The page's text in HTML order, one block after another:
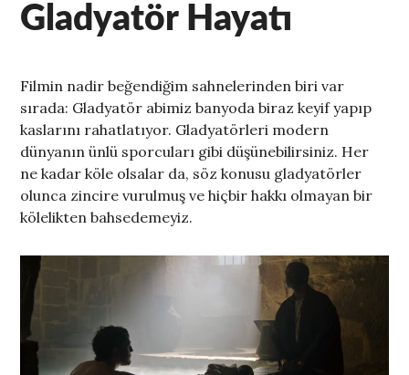
Gladyatör Hayatı
Filmin nadir beğendiğim sahnelerinden biri var
sırada: Gladyatör abimiz banyoda biraz keyif yapıp
kaslarını rahatlatıyor. Gladyatörleri modern
dünyanın ünlü sporcuları gibi düşünebilirsiniz. Her
ne kadar köle olsalar da, söz konusu gladyatörler
olunca zincire vurulmuş ve hiçbir hakkı olmayan bir
kölelikten bahsedemeyiz.